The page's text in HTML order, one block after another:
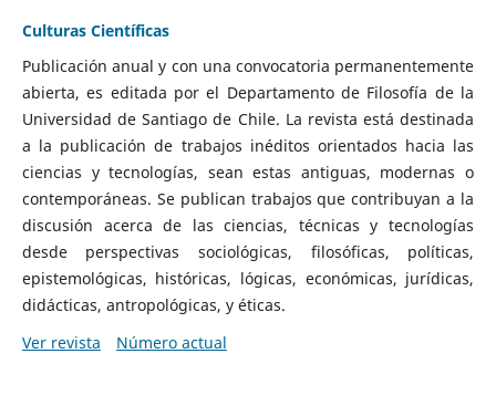
Culturas Científicas
Publicación anual y con una convocatoria permanentemente
abierta, es editada por el Departamento de Filosofía de la
Universidad de Santiago de Chile. La revista está destinada
a la publicación de trabajos inéditos orientados hacia las
ciencias y tecnologías, sean estas antiguas, modernas o
contemporáneas. Se publican trabajos que contribuyan a la
discusión acerca de las ciencias, técnicas y tecnologías
desde perspectivas sociológicas, filosóficas, políticas,
epistemológicas, históricas, lógicas, económicas, jurídicas,
didácticas, antropológicas, y éticas.
Ver revista
Número actual